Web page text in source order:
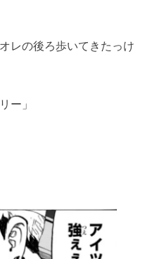
レの後ろ歩いてきたっけ
ー」